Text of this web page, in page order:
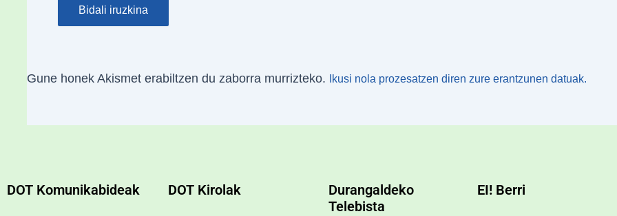
Gune honek Akismet erabiltzen du zaborra murrizteko. Ikusi nola prozesatzen diren zure erantzunen datuak.
DOT Komunikabideak DOT Kirolak
Durangaldeko
Telebista
EI! Berri